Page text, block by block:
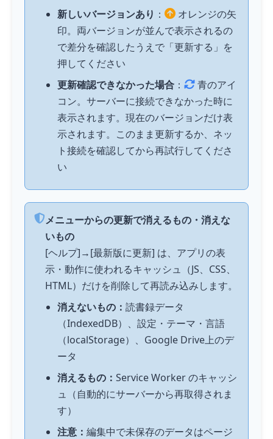
新しいバージョンあり ：
オレンジの矢
印。両バージョンが並んで表示されるの
で差分を確認したうえで「更新する」を
押してください
更新確認できなかった場合 ：
青のアイ
コン。サーバーに接続できなかった時に
表示されます。現在のバージョンだけ表
示されます。このまま更新するか、ネッ
ト接続を確認してから再試行してくださ
い
メニューからの更新で消えるもの・消えな
いもの
[ヘルプ]→[最新版に更新] は、アプリの表
示・動作に使われるキャッシュ（JS、CSS、
HTML）だけを削除して再読み込みします。
消えないもの： 読書録データ
（IndexedDB）、設定・テーマ・言語
（localStorage）、Google Drive上のデ
ータ
消えるもの： Service Worker のキャッシ
ュ（自動的にサーバーから再取得されま
す）
注意： 編集中で未保存のデータはページ